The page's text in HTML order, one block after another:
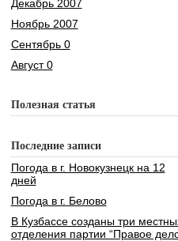
Декабрь 2007
Ноябрь 2007
Сентябрь 0
Август 0
Полезная статья
Последние записи
Погода в г. Новокузнецк на 12
дней
Погода в г. Белово
В Кузбассе созданы три
отделения партии “Правое